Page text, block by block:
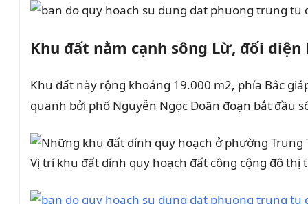
Khu đất nằm cạnh sông Lừ, đối diện
Khu đất này rộng khoảng 19.000 m2, phía Bắc
quanh bởi phố Nguyễn Ngọc Doãn đoạn bắt đầu
Vị trí khu đất dính quy hoạch đất công cộng đô thị